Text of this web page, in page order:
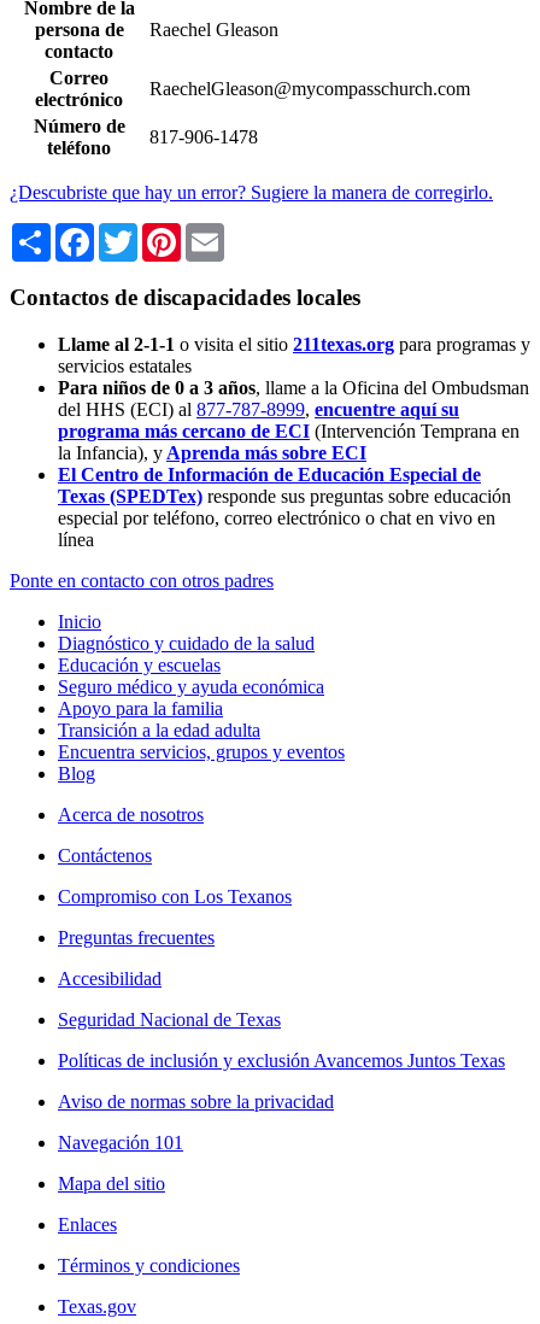
Nombre de la
persona de
contacto
Raechel Gleason
Correo
electrónico
RaechelGleason@mycompasschurch.com
Número de
teléfono
817-906-1478
¿Descubriste que hay un error? Sugiere la manera de corregirlo.
Share Facebook
TwitterPinterest
Contactos de discapacidades locales
Llame al 2-1-1 o visita el sitio 211texas.org para programas y
servicios estatales
Para niños de 0 a 3 años, llame a la Oficina del Ombudsman
del HHS (ECI) al 877-787-8999, encuentre aquí su
programa más cercano de ECI (Intervención Temprana en
la Infancia), y Aprenda más sobre ECI
El Centro de Información de Educación Especial de
Texas (SPEDTex) responde sus preguntas sobre educación
especial por teléfono, correo electrónico o chat en vivo en
línea
Ponte en contacto con otros padres
Inicio
Diagnóstico y cuidado de la salud
Educación y escuelas
Seguro médico y ayuda económica
Apoyo para la familia
Transición a la edad adulta
Encuentra servicios, grupos y eventos
Blog
Acerca de nosotros
Contáctenos
Compromiso con Los Texanos
Preguntas frecuentes
Accesibilidad
Seguridad Nacional de Texas
Políticas de inclusión y exclusión Avancemos Juntos Texas
Aviso de normas sobre la privacidad
Navegación 101
Mapa del sitio
Enlaces
Términos y condiciones
Texas.gov